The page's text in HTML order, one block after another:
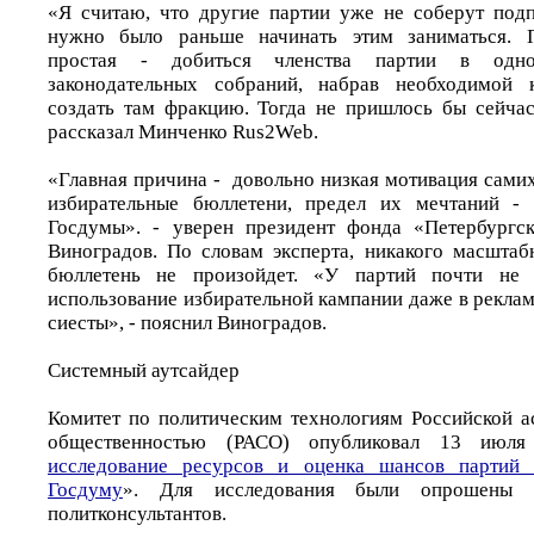
«Я считаю, что другие партии уже не соберут
нужно было раньше начинать этим заниматься.
простая - добиться членства партии в
законодательных собраний, набрав необходимой
создать там фракцию. Тогда не пришлось бы
рассказал Минченко Rus2Web.
«Главная причина - довольно низкая мотивация
избирательные бюллетени, предел их мечтаний -
Госдумы». - уверен президент фонда
Виноградов. По словам эксперта, никакого
бюллетень не произойдет. «У партий почти не
использование избирательной кампании даже в
сиесты», - пояснил Виноградов.
Системный аутсайдер
Комитет по политическим технологиям Российской
общественностью (РАСО) опубликовал 13
исследование ресурсов и оценка шансов
Госдуму». Для исследования были
политконсультантов.